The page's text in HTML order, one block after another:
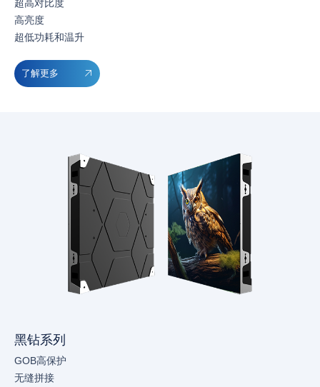
超高对比度
高亮度
超低功耗和温升
了解更多
黑钻系列
GOB高保护
无缝拼接